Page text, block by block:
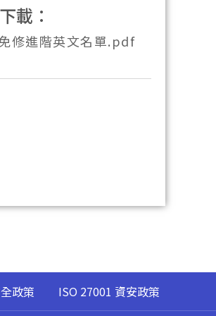
載：
修進階英文名單.pdf
政策 ISO 27001 資安政策